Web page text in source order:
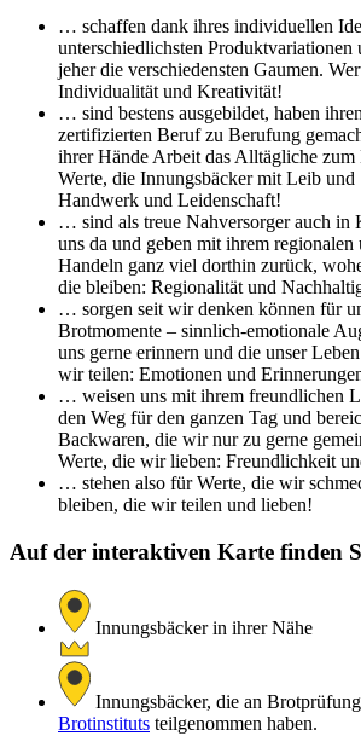
… schaffen dank ihres individuellen
unterschiedlichsten Produktvariationen
jeher die verschiedensten Gaumen.
Individualität und Kreativität!
… sind bestens ausgebildet, haben
zertifizierten Beruf zu Berufung
ihrer Hände Arbeit das Alltägliche zum
Werte, die Innungsbäcker mit Leib und
Handwerk und Leidenschaft!
… sind als treue Nahversorger auch in
uns da und geben mit ihrem regionalen
Handeln ganz viel dorthin zurück,
die bleiben: Regionalität und
… sorgen seit wir denken können für
Brotmomente – sinnlich-emotionale
uns gerne erinnern und die unser
wir teilen: Emotionen und
… weisen uns mit ihrem freundlichen
den Weg für den ganzen Tag und
Backwaren, die wir nur zu gerne
Werte, die wir lieben: Freundlichkeit
… stehen also für Werte, die wir
bleiben, die wir teilen und lieben!
Auf der interaktiven Karte finden
Innungsbäcker in ihrer Nähe
Innungsbäcker, die an
Brotinstituts teilgenommen haben.